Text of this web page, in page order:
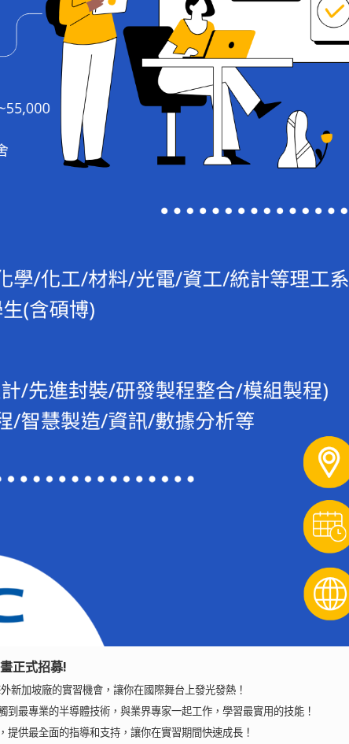
正式招募!
新加坡廠的實習機會，讓你在國際舞台上發光發熱！
到最專業的半導體技術，與業界專家一起工作，學習最實用的技能！
提供最全面的指導和支持，讓你在實習期間快速成長！